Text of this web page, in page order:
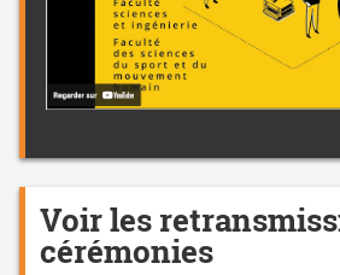
Voir les
cérémonies